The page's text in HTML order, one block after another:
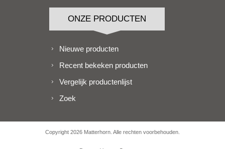
ONZE PRODUCTEN
Nieuwe producten
Recent bekeken producten
Vergelijk productenlijst
Zoek
Copyright 2026 Matterhorn. Alle rechten voorbehouden.